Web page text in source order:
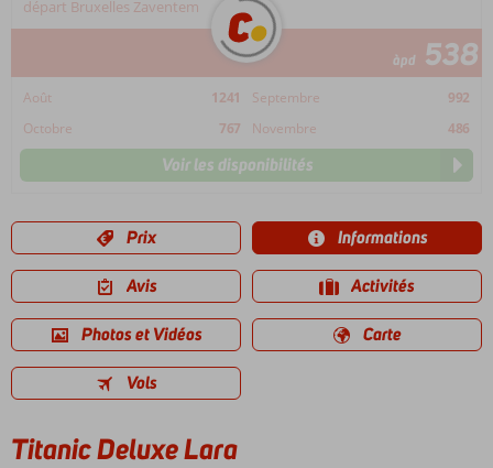
départ Bruxelles Zaventem
àpd 538
Août 1241 Septembre
992
Octobre
767 Novembre 486
Voir les disponibilités
Prix Informations
Avis Activités
Photos et Vidéos Carte
Vols
Titanic Deluxe Lara